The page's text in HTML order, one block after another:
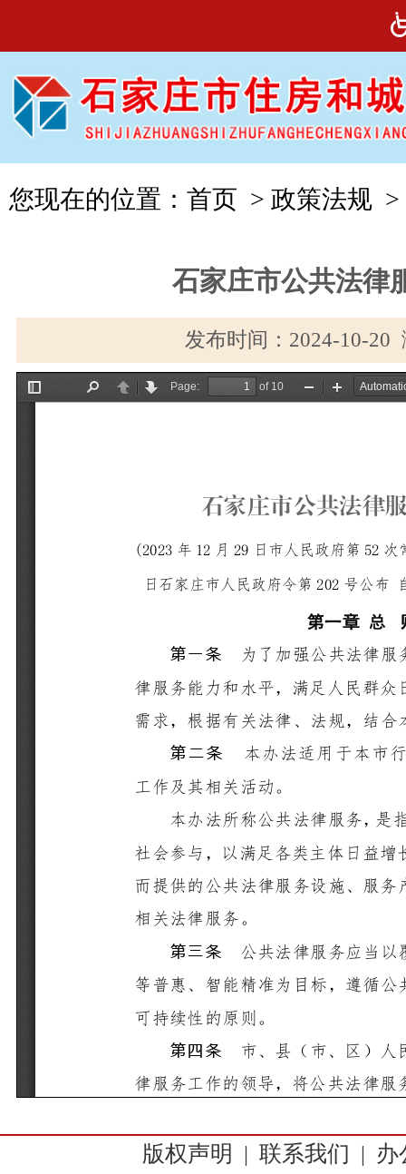
您现在的位置： 首页 > 政策法规 >
石家庄市公共法律
发布时间：2024-10-20
版权声明 | 联系我们 | 办